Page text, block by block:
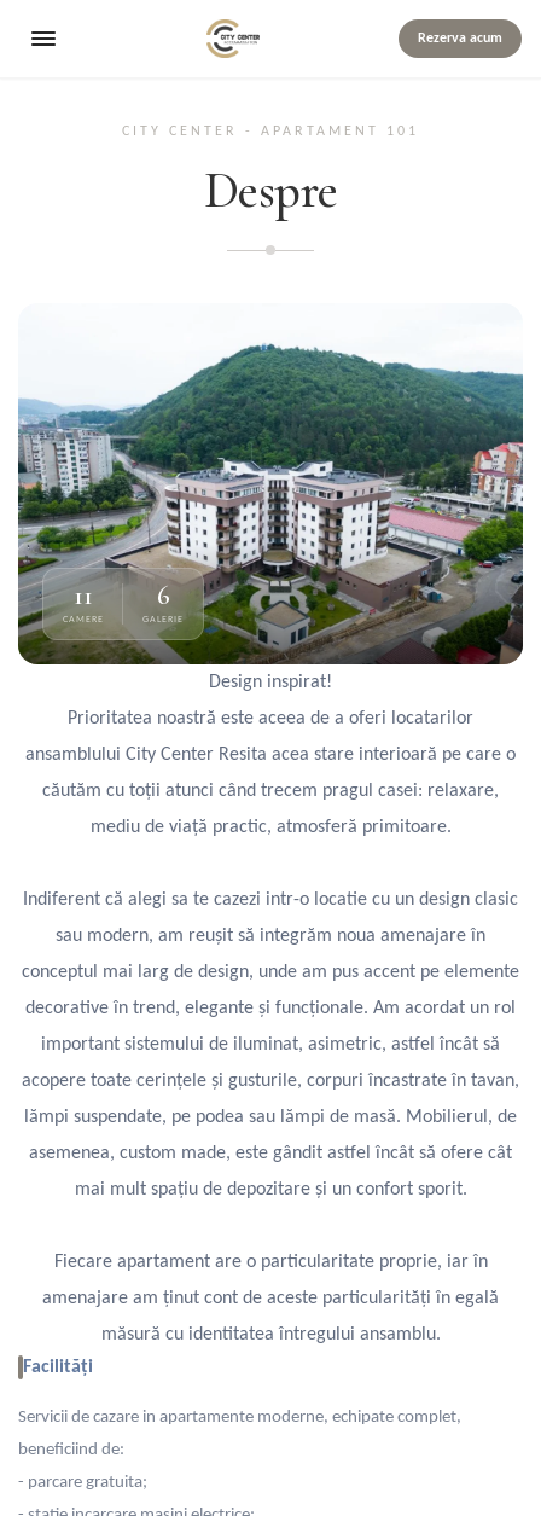
Rezerva acum
CITY CENTER - APARTAMENT 101
Despre
11
CAMERE
6
GALERIE
Design inspirat!
Prioritatea noastră este aceea de a oferi locatarilor
ansamblului City Center Resita acea stare interioară pe care o
căutăm cu toții atunci când trecem pragul casei: relaxare,
mediu de viață practic, atmosferă primitoare.
Indiferent că alegi sa te cazezi intr-o locatie cu un design clasic
sau modern, am reușit să integrăm noua amenajare în
conceptul mai larg de design, unde am pus accent pe elemente
decorative în trend, elegante și funcționale. Am acordat un rol
important sistemului de iluminat, asimetric, astfel încât să
acopere toate cerințele și gusturile, corpuri încastrate în tavan,
lămpi suspendate, pe podea sau lămpi de masă. Mobilierul, de
asemenea, custom made, este gândit astfel încât să ofere cât
mai mult spațiu de depozitare și un confort sporit.
Fiecare apartament are o particularitate proprie, iar în
amenajare am ținut cont de aceste particularități în egală
măsură cu identitatea întregului ansamblu.
Facilități
Servicii de cazare in apartamente moderne, echipate complet,
beneficiind de:
- parcare gratuita;